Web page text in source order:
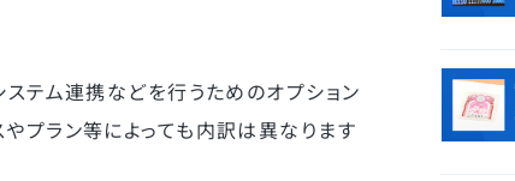
ステム連携などを行うためのオプション
プラン等によっても内訳は異なります